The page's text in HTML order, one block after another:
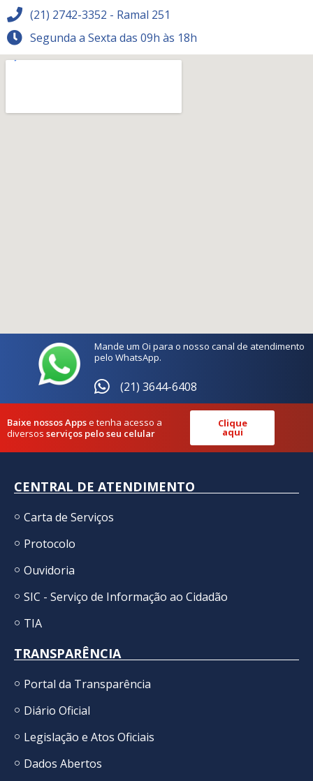
(21) 2742-3352 - Ramal 251
Segunda a Sexta das 09h às 18h
Mande um Oi para o nosso canal de atendimento
pelo WhatsApp.
(21) 3644-6408
Baixe nossos Appse tenha acesso a
diversos serviços pelo seu celular
Clique
aqui
CENTRAL DE ATENDIMENTO
Carta de Serviços
Protocolo
Ouvidoria
SIC - Serviço de Informação ao Cidadão
TIA
TRANSPARÊNCIA
Portal da Transparência
Diário Oficial
Legislação e Atos Oficiais
Dados Abertos